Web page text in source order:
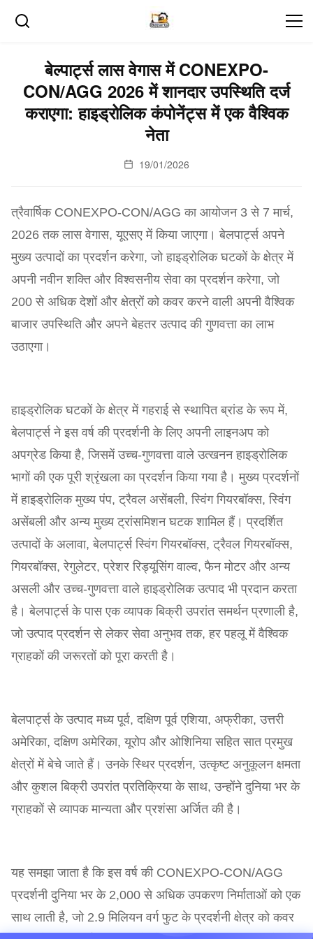
बेल्पार्ट्स लास वेगास में CONEXPO-
CON/AGG 2026 में शानदार उपस्थिति दर्ज
कराएगा: हाइड्रोलिक कंपोनेंट्स में एक वैश्विक
नेता
19/01/2026
त्रैवार्षिक CONEXPO-CON/AGG का आयोजन 3 से 7 मार्च,
2026 तक लास वेगास, यूएसए में किया जाएगा। बेलपार्ट्स अपने
मुख्य उत्पादों का प्रदर्शन करेगा, जो हाइड्रोलिक घटकों के क्षेत्र में
अपनी नवीन शक्ति और विश्वसनीय सेवा का प्रदर्शन करेगा, जो
200 से अधिक देशों और क्षेत्रों को कवर करने वाली अपनी वैश्विक
बाजार उपस्थिति और अपने बेहतर उत्पाद की गुणवत्ता का लाभ
उठाएगा।
हाइड्रोलिक घटकों के क्षेत्र में गहराई से स्थापित ब्रांड के रूप में,
बेलपार्ट्स ने इस वर्ष की प्रदर्शनी के लिए अपनी लाइनअप को
अपग्रेड किया है, जिसमें उच्च-गुणवत्ता वाले उत्खनन हाइड्रोलिक
भागों की एक पूरी श्रृंखला का प्रदर्शन किया गया है। मुख्य प्रदर्शनों
में हाइड्रोलिक मुख्य पंप, ट्रैवल असेंबली, स्विंग गियरबॉक्स, स्विंग
असेंबली और अन्य मुख्य ट्रांसमिशन घटक शामिल हैं। प्रदर्शित
उत्पादों के अलावा, बेलपार्ट्स स्विंग गियरबॉक्स, ट्रैवल गियरबॉक्स,
गियरबॉक्स, रेगुलेटर, प्रेशर रिड्यूसिंग वाल्व, फैन मोटर और अन्य
असली और उच्च-गुणवत्ता वाले हाइड्रोलिक उत्पाद भी प्रदान करता
है। बेलपार्ट्स के पास एक व्यापक बिक्री उपरांत समर्थन प्रणाली है,
जो उत्पाद प्रदर्शन से लेकर सेवा अनुभव तक, हर पहलू में वैश्विक
ग्राहकों की जरूरतों को पूरा करती है।
बेलपार्ट्स के उत्पाद मध्य पूर्व, दक्षिण पूर्व एशिया, अफ्रीका, उत्तरी
अमेरिका, दक्षिण अमेरिका, यूरोप और ओशिनिया सहित सात प्रमुख
क्षेत्रों में बेचे जाते हैं। उनके स्थिर प्रदर्शन, उत्कृष्ट अनुकूलन क्षमता
और कुशल बिक्री उपरांत प्रतिक्रिया के साथ, उन्होंने दुनिया भर के
ग्राहकों से व्यापक मान्यता और प्रशंसा अर्जित की है।
यह समझा जाता है कि इस वर्ष की CONEXPO-CON/AGG
प्रदर्शनी दुनिया भर के 2,000 से अधिक उपकरण निर्माताओं को एक
साथ लाती है, जो 2.9 मिलियन वर्ग फुट के प्रदर्शनी क्षेत्र को कवर